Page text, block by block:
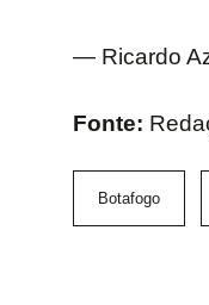
— Ricardo
Fonte:
Botafogo